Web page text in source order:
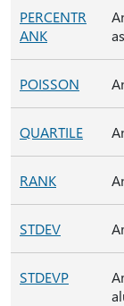
PERCENTR
ANK
POISSON
QUARTILE
RANK
STDEV
STDEVP